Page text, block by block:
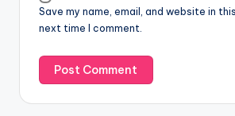
Save my name, email, and website in
next time I comment.